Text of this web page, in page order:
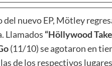
nuevo EP, Mötley
Llamados “Höllywood
(11/10) se agotaron en
de los respectivos